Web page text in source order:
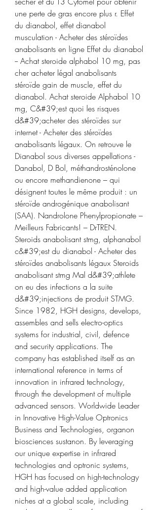
une perte de gras encore plus r. Effet
du dianabol, effet dianabol
musculation - Acheter des stéroïdes
anabolisants en ligne Effet du dianabol
-- Achat steroide alphabol 10 mg, pas
cher acheter légal anabolisants
stéroïde gain de muscle, effet du
dianabol. Achat steroide Alphabol 10
mg, C&#39;est quoi les risques
d&#39;acheter des stéroïdes sur
internet - Acheter des stéroïdes
anabolisants légaux. On retrouve le
Dianabol sous diverses appellations -
Danabol, D Bol, méthandrosténolone
ou encore methandienone – qui
désignent toutes le même produit : un
stéroïde androgénique anabolisant
(SAA). Nandrolone Phenylpropionate –
Meilleurs Fabricants! – DrTREN.
Steroids anabolisant stmg, alphanabol
c&#39;est du dianabol - Acheter des
stéroïdes anabolisants légaux Steroids
anabolisant stmg Mal d&#39;athlete
on eu des infections a la suite
d&#39;injections de produit STMG.
Since 1982, HGH designs, develops,
assembles and sells electro-optics
systems for industrial, civil, defence
and security applications. The
company has established itself as an
international reference in terms of
innovation in infrared technology,
through the development of multiple
advanced sensors. Worldwide Leader
in Innovative High-Value Optronics
Business and Technologies, organon
biosciences sustanon. By leveraging
our unique expertise in infrared
technologies and optronic systems,
HGH has focused on high-technology
and high-value added application
niches at a global scale, including